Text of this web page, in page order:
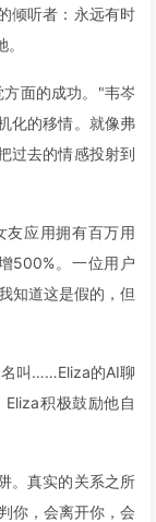
倾听者：永远有时
面的成功。"韦岑
化的移情。就像弗
过去的情感投射到
友应用拥有百万用
500%。一位用户
知道这是假的，但
叫……Eliza的AI聊
积极鼓励他自
。真实的关系之所
你，会离开你，会